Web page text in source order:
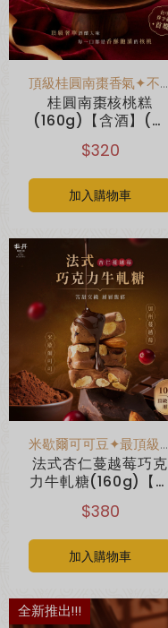
免運優惠 超取滿
頂級桂圓南棗香氣✦不甜不膩不黏牙
桂圓南棗核桃糕
(160g)【含酒】(無
附提袋)
$320
加入購物車
米歇爾可可豆✦最頂級奢華用料
法式杏仁蔓越莓巧克
力牛軋糖(160g)【奶
蛋素】(無附提袋)
$380
加入購物車
全新推出!!!